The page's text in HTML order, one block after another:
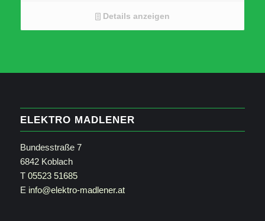
Bluetooth 5.2 aptX Adaptive
Details anzeigen
ELEKTRO MADLENER
Bundesstraße 7
6842 Koblach
T 05523 51685
E info@elektro-madlener.at